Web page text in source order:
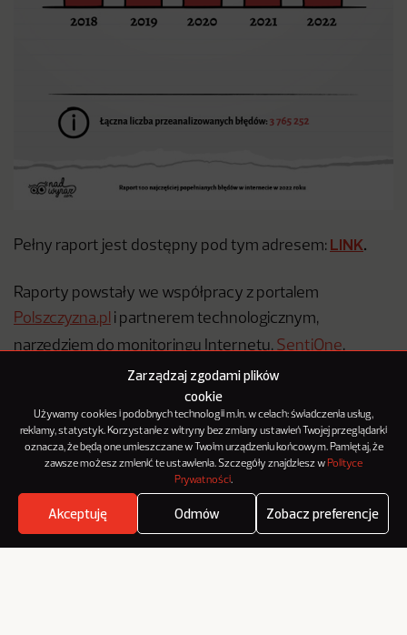
Zarządzaj zgodami plików
cookie
Używamy cookies i podobnych technologii m.in. w celach: świadczenia usług,
reklamy, statystyk. Korzystanie z witryny bez zmiany ustawień Twojej przeglądarki
oznacza, że będą one umieszczane w Twoim urządzeniu końcowym. Pamiętaj, że
zawsze możesz zmienić te ustawienia. Szczegóły znajdziesz w Polityce
Prywatności.
Akceptuję Odmów Zobacz preferencje
Pełny raport jest dostępny pod tym adresem: LINK.
Raporty powstały we współpracy z portalem
Polszczyzna.pl i partnerem technologicznym,
narzędziem do monitoringu Internetu, SentiOne.
TO MOŻE CIĘ ZAINTERESOWAĆ
CANAL+ został oficjalnym partnerem Krzysztofa
IAB Polska publikuje przewodnik po nowych
obowiązkach AI Act
„Burzymy bariery. Budujemy przyszłość” – T-Mobile
Where's the beef?